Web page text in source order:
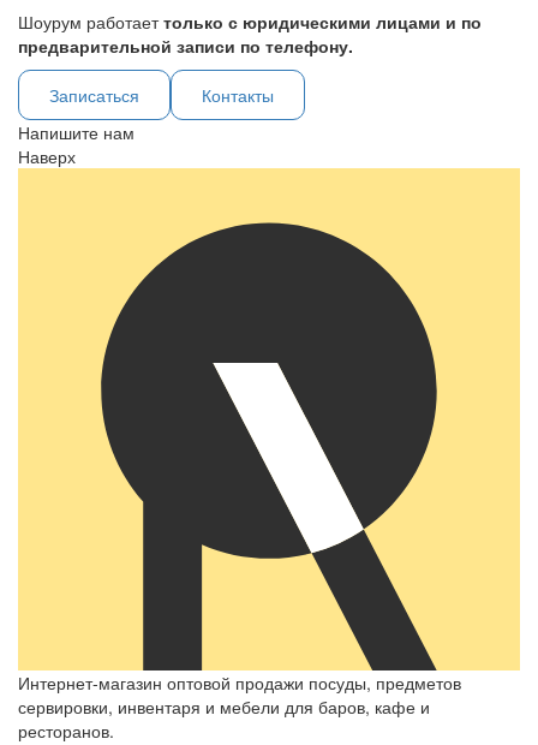
Шоурум работаеттолько с юридическими лицами и по
предварительной записи по телефону.
Записаться
Контакты
Напишите нам
Наверх
Интернет-магазин оптовой продажи посуды, предметов
сервировки, инвентаря и мебели для баров, кафе и
ресторанов.